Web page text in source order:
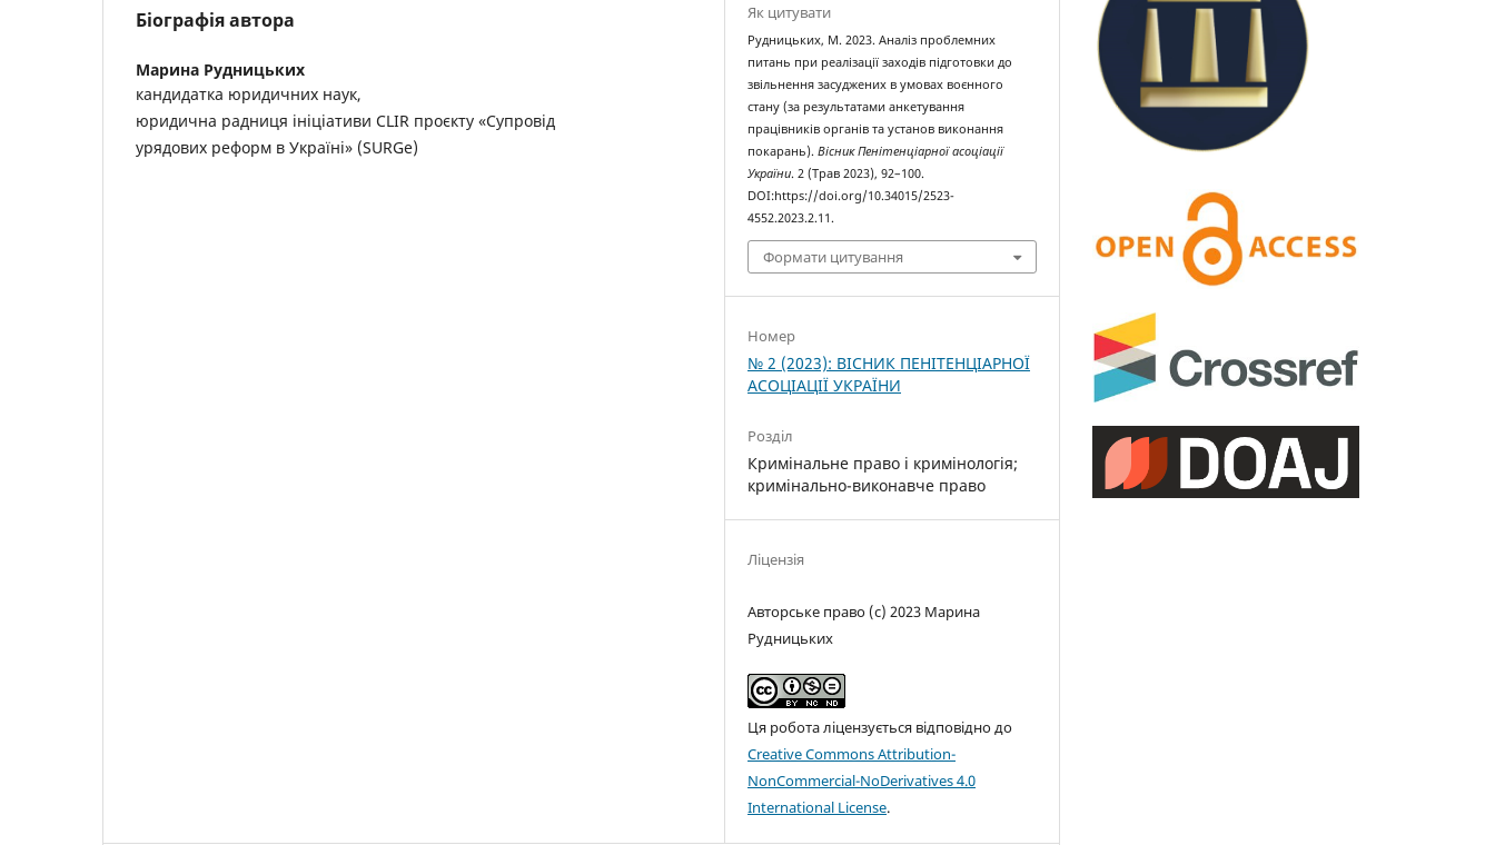
Біографія автора
Марина Рудницьких
кандидатка юридичних наук,
юридична радниця ініціативи CLIR проєкту «Супровід
урядових реформ в Україні» (SURGe)
Як цитувати
Рудницьких, М. 2023. Аналіз проблемних
питань при реалізації заходів підготовки до
звільнення засуджених в умовах воєнного
стану (за результатами анкетування
працівників органів та установ виконання
покарань).Вісник Пенітенціарної асоціації
України. 2 (Трав 2023), 92–100.
DOI:https://doi.org/10.34015/2523-
4552.2023.2.11.
Формати цитування
Номер
№ 2 (2023): ВІСНИК ПЕНІТЕНЦІАРНОЇ
АСОЦІАЦІЇ УКРАЇНИ
Розділ
Кримінальне право і кримінологія;
кримінально-виконавче право
Ліцензія
Авторське право (c) 2023 Марина
Рудницьких
Ця робота ліцензується відповідно до
Creative Commons Attribution-
NonCommercial-NoDerivatives 4.0
International License.